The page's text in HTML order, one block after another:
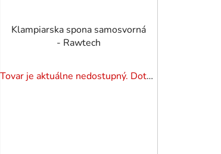
Klampiarska spona samosvorná
- Rawtech
Tovar je aktuálne nedostupný. Dotazuj dostupnosť.